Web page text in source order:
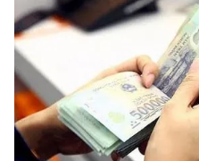
Liên hệ quảng cáo:024-